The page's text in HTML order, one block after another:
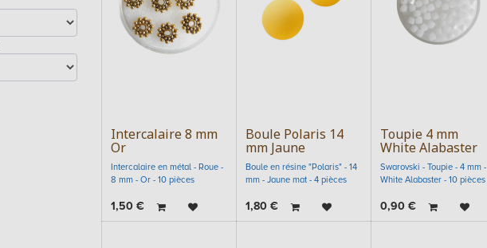
Intercalaire 8 mm
Or
Intercalaire en métal - Roue -
8 mm - Or - 10 pièces
1,50€
Boule Polaris 14
mm Jaune
Boule en résine "Polaris" - 14
mm - Jaune mat - 4 pièces
1,80€
Toupie 4 mm
White Alabaster
Swarovski - Toupie - 4 mm -
White Alabaster - 10 pièces
0,90€